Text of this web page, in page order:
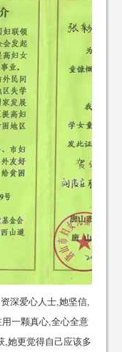
深爱心人士,她坚信,
一颗真心,全心全意
,她更觉得自己应该多